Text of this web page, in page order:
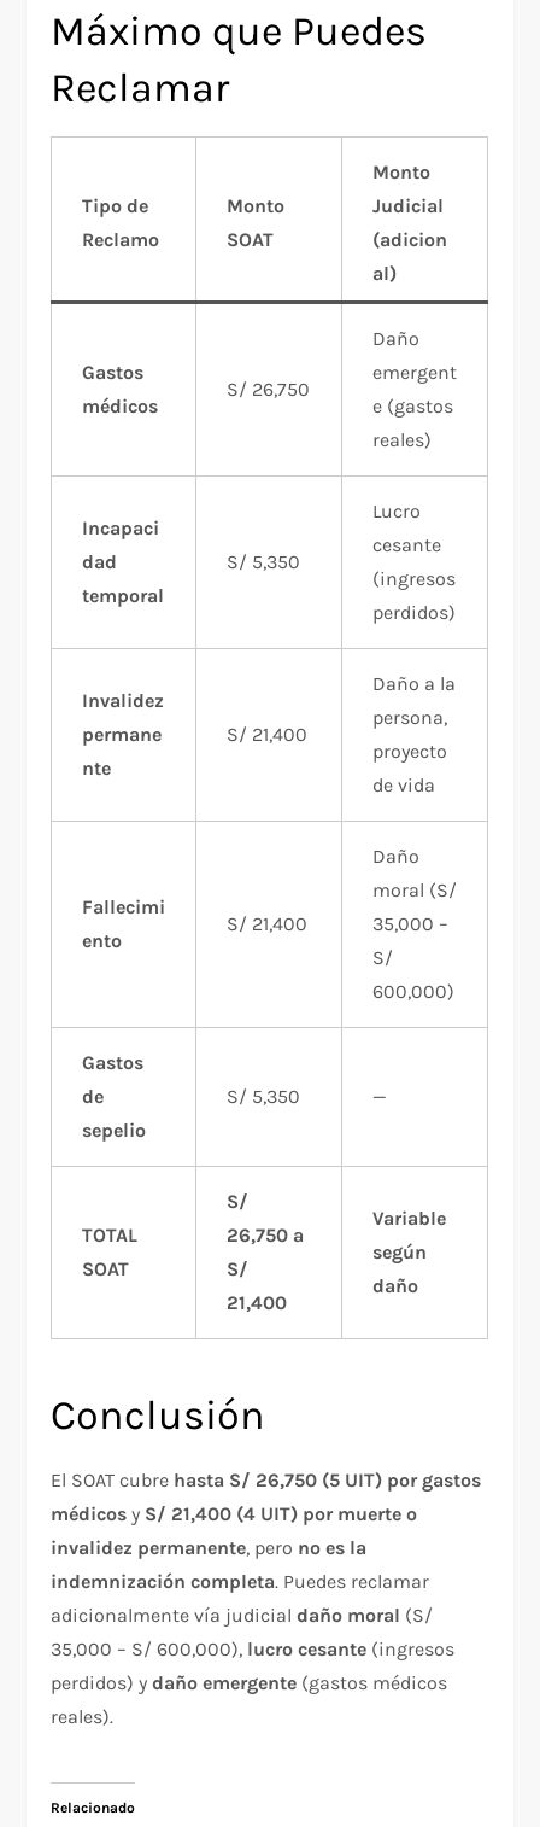
Máximo que Puedes
Reclamar
Tipo de
Reclamo
Monto
SOAT
Monto
Judicial
(adicion
al)
Gastos
médicos
S/ 26,750
Daño
emergent
e (gastos
reales)
Incapaci
dad
temporal
S/ 5,350
Lucro
cesante
(ingresos
perdidos)
Invalidez
permane
nte
S/ 21,400
Daño a la
persona,
proyecto
de vida
Fallecimi
ento
S/ 21,400
Daño
moral (S/
35,000 –
S/
600,000)
Gastos
de
sepelio
S/ 5,350 —
TOTAL
SOAT
S/
26,750 a
S/
21,400
Variable
según
daño
Conclusión
El SOAT cubre hasta S/ 26,750 (5 UIT) por gastos
médicos y S/ 21,400 (4 UIT) por muerte o
invalidez permanente, pero no es la
indemnización completa. Puedes reclamar
adicionalmente vía judicialdaño moral (S/
35,000 – S/ 600,000), lucro cesante (ingresos
perdidos) ydaño emergente (gastos médicos
reales).
Relacionado